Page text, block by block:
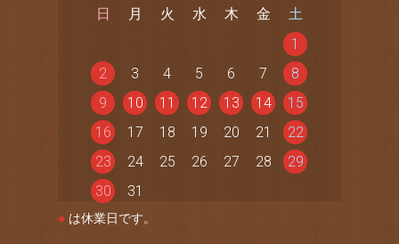
日 月 火 水 木 金
土
1
2
3 4 5 6 7
8
9
10 11 12 13 14
15
16
17 18 19 20 21
22
23
24 25 26 27 28
29
30
31
● は休業日です。